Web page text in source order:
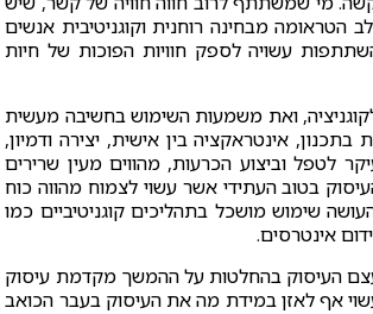
מבחינה רוחנית וקוגניטיבית אנשים
עשויה לספק חוויות הפוכות של חיות
ואת משמעות השימוש בחשיבה מעשית
ההשתתפות בתכנון, אינטראקציה בין אישית, יצירה ודמיון,
לטפל וביצוע הכרעות, מהווים מעין שרירים
בטוב העתידי אשר עשוי לצמוח מהווה כוח
שימוש מושכל בתהליכים קוגניטיביים כמו
אינטרסים.
עצם העיסוק בהחלטות על ההמשך מקדמת עיסוק
אף לאזן במידת מה את העיסוק בעבר הכואב